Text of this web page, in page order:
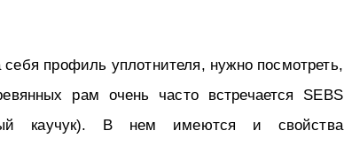
профиль уплотнителя, нужно посмотреть,
рам очень часто встречается SEBS
каучук). В нем имеются и свойства